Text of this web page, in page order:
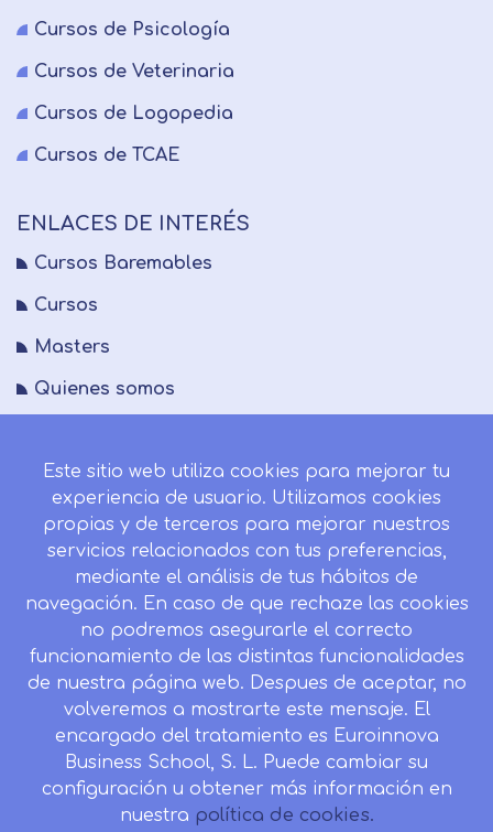
Cursos de Psicología
Cursos de Veterinaria
Cursos de Logopedia
Cursos de TCAE
ENLACES DE INTERÉS
Cursos Baremables
Cursos
Masters
Quienes somos
Blog
Mapa del sitio
Desistir contrato aquí
CONTACTO
Camino de la Torrecilla N.º 30 EDIFICIO EDUCA
EDTECH, C.P. 18.200, Maracena (Granada)
958 050 746
Horario de atención al cliente:
Lunes a viernes: 9.00h a 20.00h.
Este sitio web utiliza cookies para mejorar tu
experiencia de usuario. Utilizamos cookies
propias y de terceros para mejorar nuestros
servicios relacionados con tus preferencias,
mediante el análisis de tus hábitos de
navegación. En caso de que rechaze las cookies
no podremos asegurarle el correcto
funcionamiento de las distintas funcionalidades
de nuestra página web. Despues de aceptar, no
volveremos a mostrarte este mensaje. El
encargado del tratamiento es Euroinnova
Business School, S. L. Puede cambiar su
configuración u obtener más información en
nuestra política de cookies.